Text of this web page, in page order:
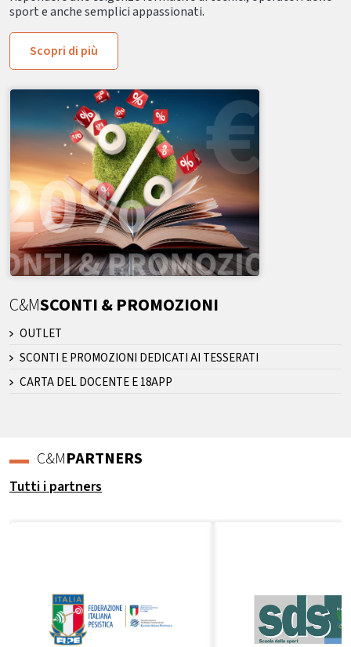
sport e anche semplici appassionati.
Scopri di più
C&MSCONTI & PROMOZIONI
OUTLET
SCONTI E PROMOZIONI DEDICATI AI TESSERATI
CARTA DEL DOCENTE E 18APP
C&MPARTNERS
Tutti i partners